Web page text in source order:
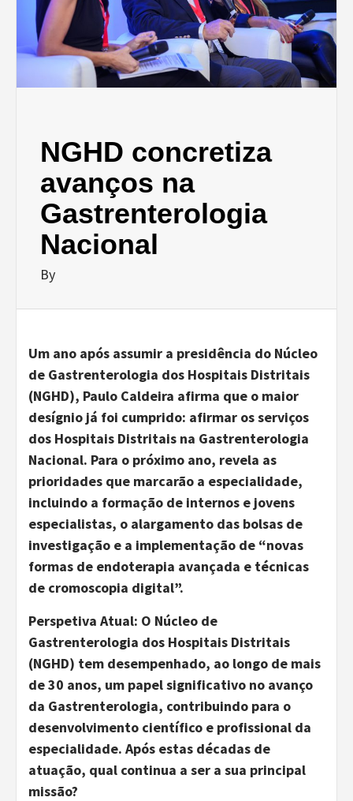
NGHD concretiza
avanços na
Gastrenterologia
Nacional
By
Um ano após assumir a presidência do Núcleo
de Gastrenterologia dos Hospitais Distritais
(NGHD), Paulo Caldeira afirma que o maior
desígnio já foi cumprido: afirmar os serviços
dos Hospitais Distritais na Gastrenterologia
Nacional. Para o próximo ano, revela as
prioridades que marcarão a especialidade,
incluindo a formação de internos e jovens
especialistas, o alargamento das bolsas de
investigação e a implementação de “novas
formas de endoterapia avançada e técnicas
de cromoscopia digital”.
Perspetiva Atual: O Núcleo de
Gastrenterologia dos Hospitais Distritais
(NGHD) tem desempenhado, ao longo de mais
de 30 anos, um papel significativo no avanço
da Gastrenterologia, contribuindo para o
desenvolvimento científico e profissional da
especialidade. Após estas décadas de
atuação, qual continua a ser a sua principal
missão?